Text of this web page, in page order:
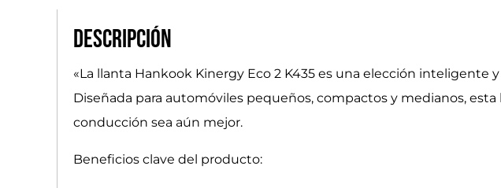
Descripción
«La llanta Hankook Kinergy Eco 2 K435 es una elección
Diseñada para automóviles pequeños, compactos y medianos,
conducción sea aún mejor.
Beneficios clave del producto: